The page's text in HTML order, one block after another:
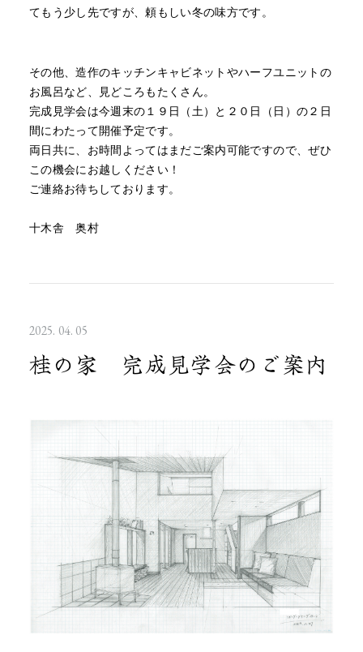
てもう少し先ですが、頼もしい冬の味方です。
その他、造作のキッチンキャビネットやハーフユニットの
お風呂など、見どころもたくさん。
完成見学会は今週末の１９日（土）と２０日（日）の２日
間にわたって開催予定です。
両日共に、お時間よってはまだご案内可能ですので、ぜひ
この機会にお越しください！
ご連絡お待ちしております。
十木舎 奥村
2025. 04. 05
桂の家 完成見学会のご案内